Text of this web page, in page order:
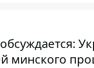
минского